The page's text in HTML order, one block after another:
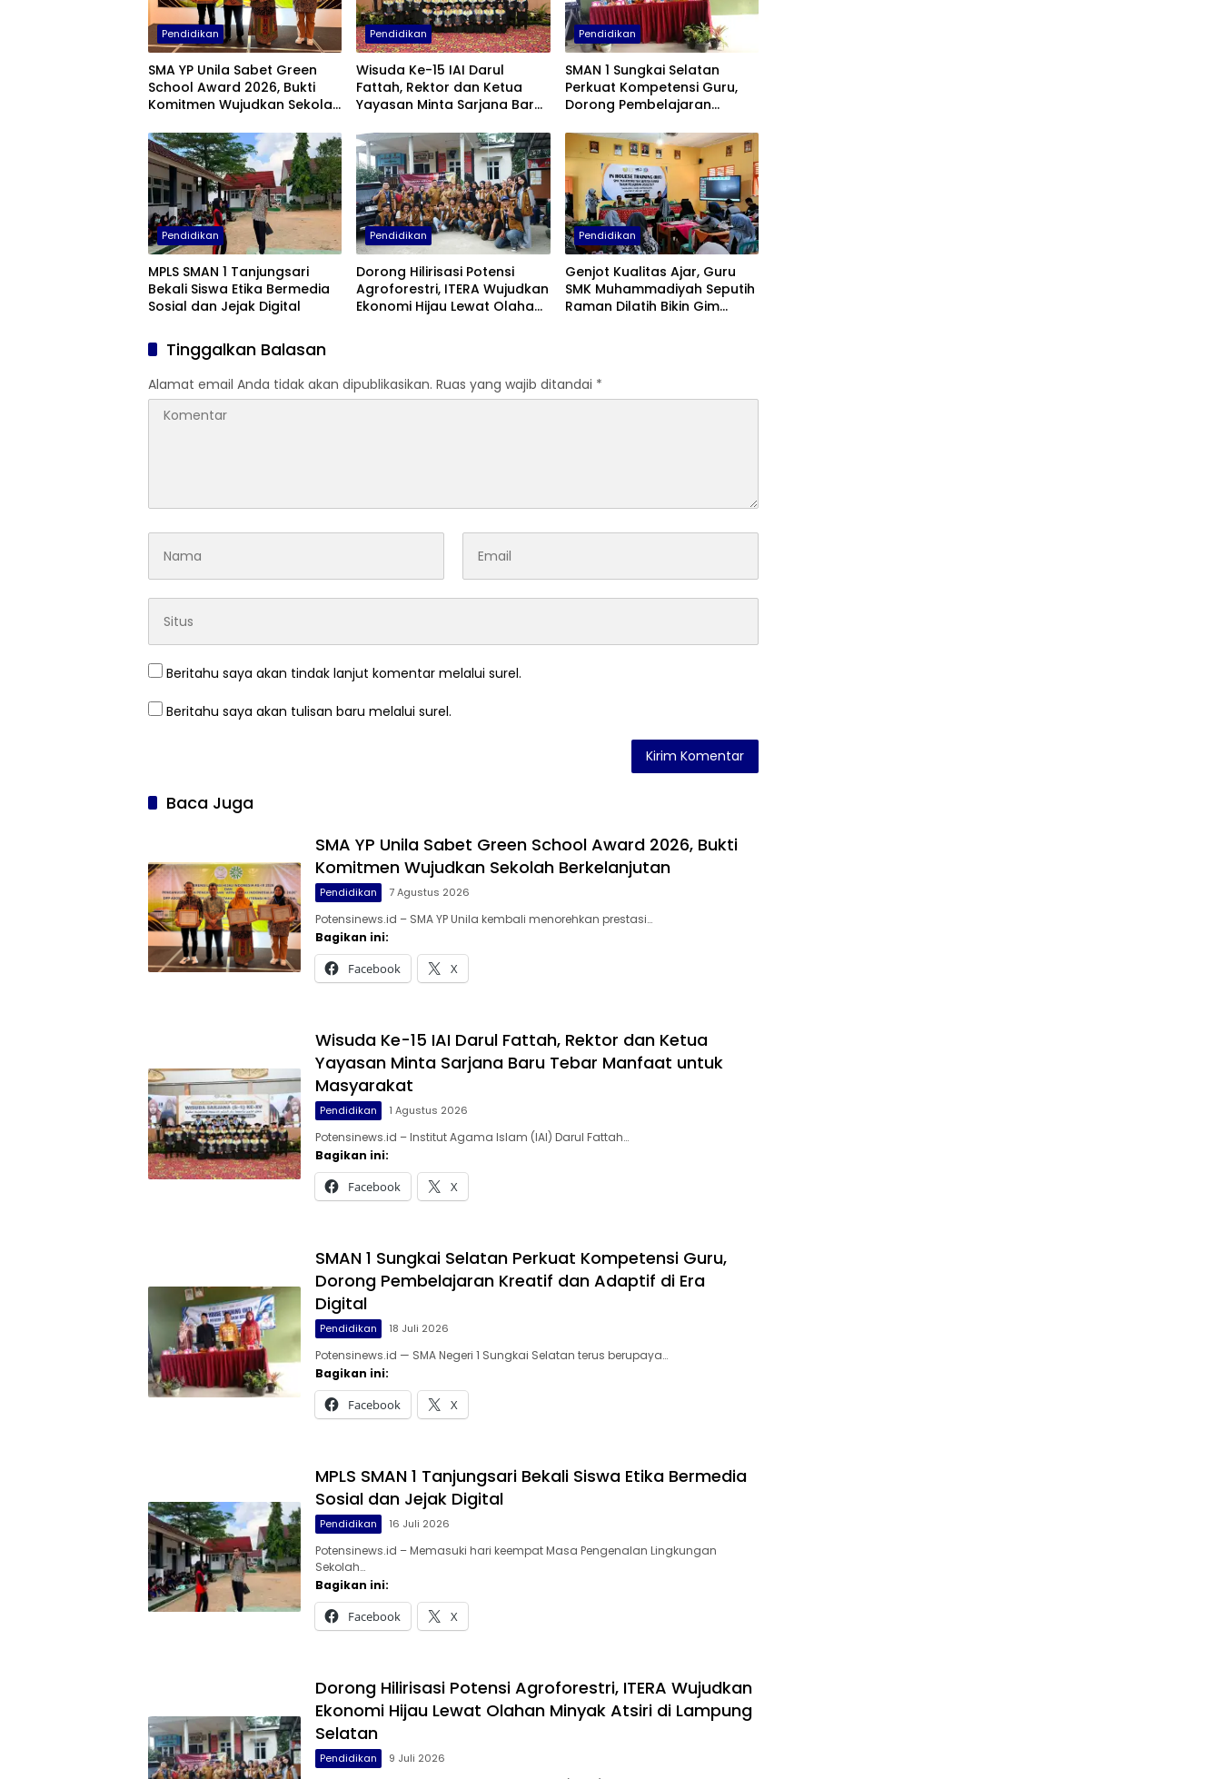
Pendidikan
SMA YP Unila Sabet Green
School Award 2026, Bukti
Komitmen Wujudkan Sekolah
Pendidikan
Wisuda Ke-15 IAI Darul
Fattah, Rektor dan Ketua
Yayasan Minta Sarjana Baru
Masyarakat
Pendidikan
SMAN 1 Sungkai Selatan
Perkuat Kompetensi Guru,
Dorong Pembelajaran
Digital
Pendidikan
MPLS SMAN 1 Tanjungsari
Bekali Siswa Etika Bermedia
Sosial dan Jejak Digital
Pendidikan
Dorong Hilirisasi Potensi
Agroforestri, ITERA Wujudkan
Ekonomi Hijau Lewat Olahan
Pendidikan
Genjot Kualitas Ajar, Guru
SMK Muhammadiyah Seputih
Raman Dilatih Bikin Gim
Tinggalkan Balasan
Alamat email Anda tidak akan dipublikasikan. Ruas yang wajib ditandai *
Beritahu saya akan tindak lanjut komentar melalui surel.
Beritahu saya akan tulisan baru melalui surel.
Baca Juga
SMA YP Unila Sabet Green School Award 2026, Bukti
Komitmen Wujudkan Sekolah Berkelanjutan
Pendidikan 7 Agustus 2026
Potensinews.id – SMA YP Unila kembali menorehkan prestasi…
Bagikan ini:
Facebook X
Wisuda Ke-15 IAI Darul Fattah, Rektor dan Ketua
Yayasan Minta Sarjana Baru Tebar Manfaat untuk
Masyarakat
Pendidikan 1 Agustus 2026
Potensinews.id – Institut Agama Islam (IAI) Darul Fattah…
Bagikan ini:
Facebook X
SMAN 1 Sungkai Selatan Perkuat Kompetensi Guru,
Dorong Pembelajaran Kreatif dan Adaptif di Era
Digital
Pendidikan 18 Juli 2026
Potensinews.id — SMA Negeri 1 Sungkai Selatan terus berupaya…
Bagikan ini:
Facebook X
MPLS SMAN 1 Tanjungsari Bekali Siswa Etika Bermedia
Sosial dan Jejak Digital
Pendidikan 16 Juli 2026
Potensinews.id – Memasuki hari keempat Masa Pengenalan Lingkungan
Sekolah…
Bagikan ini:
Facebook X
Dorong Hilirisasi Potensi Agroforestri, ITERA Wujudkan
Ekonomi Hijau Lewat Olahan Minyak Atsiri di Lampung
Selatan
Pendidikan 9 Juli 2026